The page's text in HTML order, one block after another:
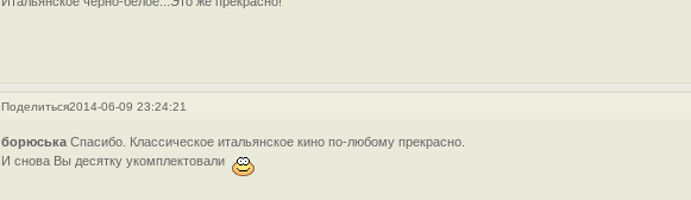
Поделиться2014-06-09 23:24:21
борюська Спасибо. Классическое итальянское кино по-любому прекрасно.
И снова Вы десятку укомплектовали